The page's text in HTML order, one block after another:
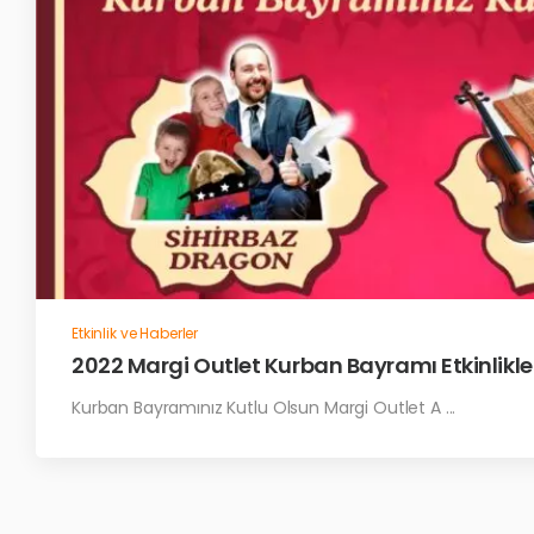
Etkinlik ve Haberler
2022 Margi Outlet Kurban Bayramı
Kurban Bayramınız Kutlu Olsun Margi Outlet A ...